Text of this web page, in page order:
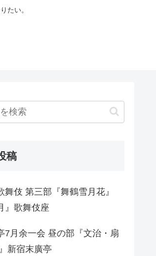
たい。
稿
舞伎 第三部『舞鶴雪月花』
』歌舞伎座
7月余一会 昼の部『文治・扇
新宿末廣亭